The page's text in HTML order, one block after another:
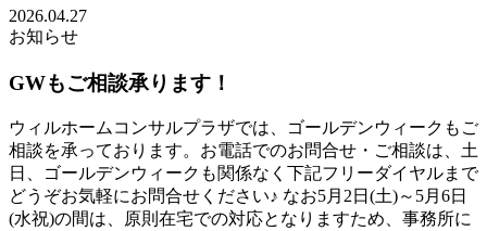
2026.04.27
お知らせ
GWもご相談承ります！
ウィルホームコンサルプラザでは、ゴールデンウィークもご
相談を承っております。お電話でのお問合せ・ご相談は、土
日、ゴールデンウィークも関係なく下記フリーダイヤルまで
どうぞお気軽にお問合せください♪ なお5月2日(土)～5月6日
(水祝)の間は、原則在宅での対応となりますため、事務所に